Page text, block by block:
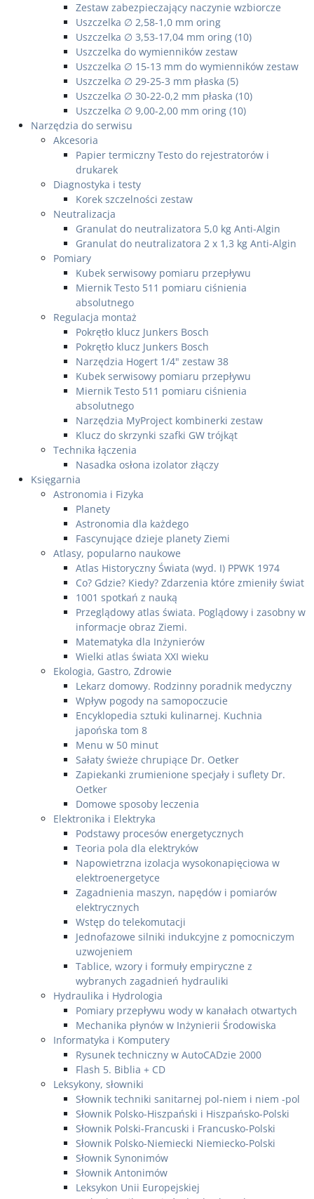
Zestaw zabezpieczający naczynie wzbiorcze
Uszczelka ∅ 2,58-1,0 mm oring
Uszczelka ∅ 3,53-17,04 mm oring (10)
Uszczelka do wymienników zestaw
Uszczelka ∅ 15-13 mm do wymienników zestaw
Uszczelka ∅ 29-25-3 mm płaska (5)
Uszczelka ∅ 30-22-0,2 mm płaska (10)
Uszczelka ∅ 9,00-2,00 mm oring (10)
Narzędzia do serwisu
Akcesoria
Papier termiczny Testo do rejestratorów i
drukarek
Diagnostyka i testy
Korek szczelności zestaw
Neutralizacja
Granulat do neutralizatora 5,0 kg Anti-Algin
Granulat do neutralizatora 2 x 1,3 kg Anti-Algin
Pomiary
Kubek serwisowy pomiaru przepływu
Miernik Testo 511 pomiaru ciśnienia
absolutnego
Regulacja montaż
Pokrętło klucz Junkers Bosch
Pokrętło klucz Junkers Bosch
Narzędzia Hogert 1/4" zestaw 38
Kubek serwisowy pomiaru przepływu
Miernik Testo 511 pomiaru ciśnienia
absolutnego
Narzędzia MyProject kombinerki zestaw
Klucz do skrzynki szafki GW trójkąt
Technika łączenia
Nasadka osłona izolator złączy
Księgarnia
Astronomia i Fizyka
Planety
Astronomia dla każdego
Fascynujące dzieje planety Ziemi
Atlasy, popularno naukowe
Atlas Historyczny Świata (wyd. I) PPWK 1974
Co? Gdzie? Kiedy? Zdarzenia które zmieniły świat
1001 spotkań z nauką
Przeglądowy atlas świata. Poglądowy i zasobny w
informacje obraz Ziemi.
Matematyka dla Inżynierów
Wielki atlas świata XXI wieku
Ekologia, Gastro, Zdrowie
Lekarz domowy. Rodzinny poradnik medyczny
Wpływ pogody na samopoczucie
Encyklopedia sztuki kulinarnej. Kuchnia
japońska tom 8
Menu w 50 minut
Sałaty świeże chrupiące Dr. Oetker
Zapiekanki zrumienione specjały i suflety Dr.
Oetker
Domowe sposoby leczenia
Elektronika i Elektryka
Podstawy procesów energetycznych
Teoria pola dla elektryków
Napowietrzna izolacja wysokonapięciowa w
elektroenergetyce
Zagadnienia maszyn, napędów i pomiarów
elektrycznych
Wstęp do telekomutacji
Jednofazowe silniki indukcyjne z pomocniczym
uzwojeniem
Tablice, wzory i formuły empiryczne z
wybranych zagadnień hydrauliki
Hydraulika i Hydrologia
Pomiary przepływu wody w kanałach otwartych
Mechanika płynów w Inżynierii Środowiska
Informatyka i Komputery
Rysunek techniczny w AutoCADzie 2000
Flash 5. Biblia + CD
Leksykony, słowniki
Słownik techniki sanitarnej pol-niem i niem -pol
Słownik Polsko-Hiszpański i Hiszpańsko-Polski
Słownik Polski-Francuski i Francusko-Polski
Słownik Polsko-Niemiecki Niemiecko-Polski
Słownik Synonimów
Słownik Antonimów
Leksykon Unii Europejskiej